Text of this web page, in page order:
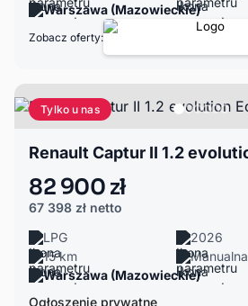
Warszawa (Mazowieckie)
Zobacz oferty:
Tylko u nas
82 900 zł
67 398 zł netto
LPG
2026
15 km
Manualna
Warszawa (Mazowieckie)
Ogłoszenie prywatne